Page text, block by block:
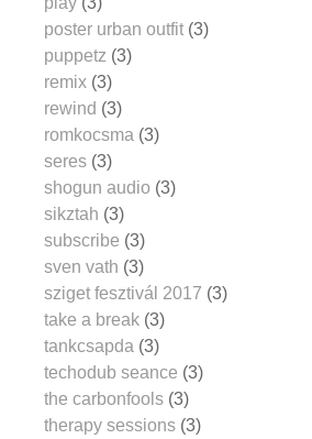
poster urban outfit (3)
puppetz (3)
remix (3)
rewind (3)
romkocsma (3)
seres (3)
shogun audio (3)
sikztah (3)
subscribe (3)
sven vath (3)
sziget fesztivál 2017 (3)
take a break (3)
tankcsapda (3)
techodub seance (3)
the carbonfools (3)
therapy sessions (3)